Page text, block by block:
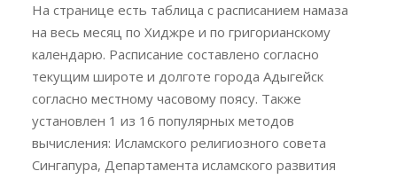
На странице есть таблица с расписанием намаза
на весь месяц по Хиджре и по григорианскому
календарю. Расписание составлено согласно
текущим широте и долготе города Адыгейск
согласно местному часовому поясу. Также
установлен 1 из 16 популярных методов
вычисления: Исламского религиозного совета
Сингапура, Департамента исламского развития